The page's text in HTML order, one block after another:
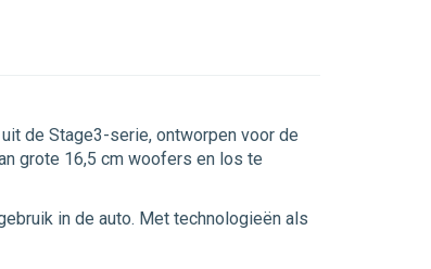
de Stage3-serie, ontworpen voor de
grote 16,5 cm woofers en los te
in de auto. Met technologieën als